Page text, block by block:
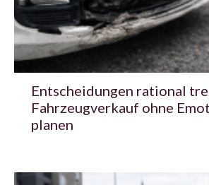
Entscheidungen rational
Fahrzeugverkauf ohne
planen